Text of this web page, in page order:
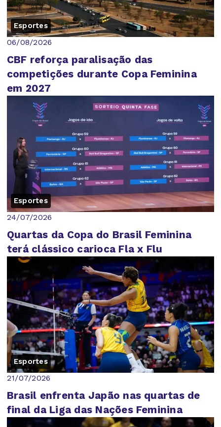
Esportes
06/08/2026
CBF reforça paralisação das
competições durante Copa Feminina
em 2027
Esportes
24/07/2026
Quartas da Copa do Brasil Feminina
terá clássico carioca Fla x Flu
Esportes
21/07/2026
Brasil enfrenta Japão nas quartas de
final da Liga das Nações Feminina